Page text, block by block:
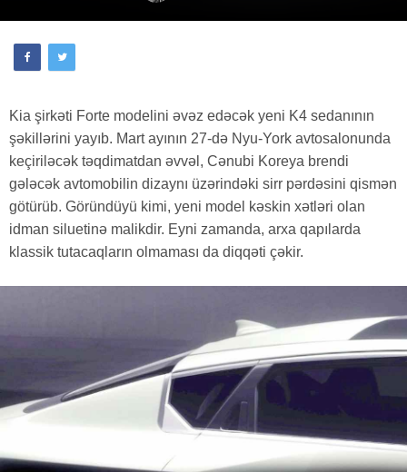
Kia şirkəti Forte modelini əvəz edəcək yeni K4 sedanının
şəkillərini yayıb. Mart ayının 27-də Nyu-York avtosalonunda
keçiriləcək təqdimatdan əvvəl, Cənubi Koreya brendi
gələcək avtomobilin dizaynı üzərindəki sirr pərdəsini qismən
götürüb. Göründüyü kimi, yeni model kəskin xətləri olan
idman siluetinə malikdir. Eyni zamanda, arxa qapılarda
klassik tutacaqların olmaması da diqqəti çəkir.